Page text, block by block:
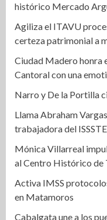
histórico Mercado
Agiliza el ITAVU
certeza patrimonial a
Ciudad Madero honra
Cantoral con una
Narro y De la Portilla
Llama Abraham
trabajadora del
Mónica Villarreal
al Centro Histórico de
Activa IMSS
en Matamoros
Cabalgata une a los